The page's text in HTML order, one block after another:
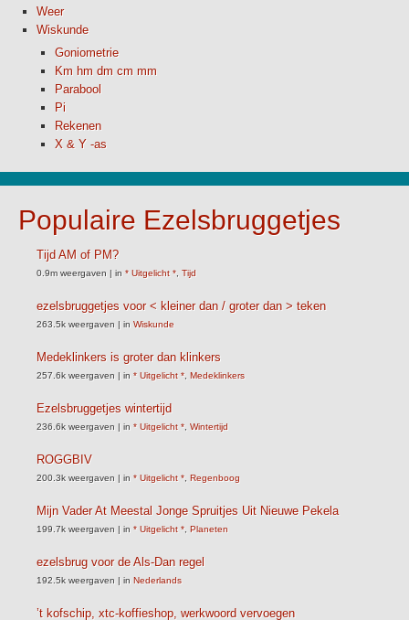
Weer
Wiskunde
Goniometrie
Km hm dm cm mm
Parabool
Pi
Rekenen
X & Y -as
Populaire Ezelsbruggetjes
Tijd AM of PM?
0.9m weergaven | in * Uitgelicht * Tijd
ezelsbruggetjes voor < kleiner dan / groter dan > teken
263.5k weergaven | in Wiskunde
Medeklinkers is groter dan klinkers
257.6k weergaven | in * Uitgelicht * Medeklinkers
Ezelsbruggetjes wintertijd
236.6k weergaven | in * Uitgelicht * Wintertijd
ROGGBIV
200.3k weergaven | in * Uitgelicht * Regenboog
Mijn Vader At Meestal Jonge Spruitjes Uit Nieuwe Pekela
199.7k weergaven | in * Uitgelicht * Planeten
ezelsbrug voor de Als-Dan regel
192.5k weergaven | in Nederlands
’t kofschip, xtc-koffieshop, werkwoord vervoegen